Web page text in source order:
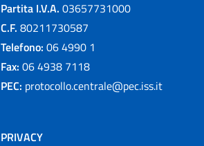
Partita I.V.A. 03657731000
C.F. 80211730587
Telefono: 06 4990 1
Fax: 06 4938 7118
PEC: protocollo.centrale@pec.iss.it
PRIVACY